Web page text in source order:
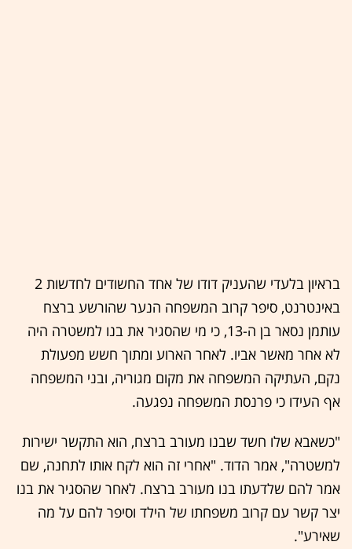
בראיון בלעדי שהעניק דודו של אחד החשודים לחדשות 2
באינטרנט, סיפר קרוב המשפחה הנער שהורשע ברצח
עותמן נסאר בן ה-13, כי מי שהסגיר את בנו למשטרה היה
לא אחר מאשר אביו. לאחר הארוע ומתוך חשש מפעולת
נקם, העתיקה המשפחה את מקום מגוריה, ובני המשפחה
אף העידו כי פרנסת המשפחה נפגעה.
"כשאבא שלו חשד שבנו מעורב ברצח, הוא התקשר ישירות
למשטרה", אמר הדוד. "אחרי זה הוא לקח אותו לתחנה, שם
אמר להם שלדעתו בנו מעורב ברצח. לאחר שהסגיר את בנו
יצר קשר עם קרוב משפחתו של הילד וסיפר להם על מה
שאירע".